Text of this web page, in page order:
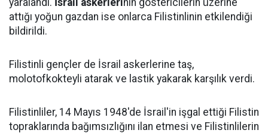
yaralandı. İsrail askerlerinin göstericilerin üzerine
attığı yoğun gazdan ise onlarca Filistinlinin etkilendiği
bildirildi.
Filistinli gençler de İsrail askerlerine taş,
molotofkokteyli atarak ve lastik yakarak karşılık verdi.
Filistinliler, 14 Mayıs 1948'de İsrail'in işgal ettiği Filistin
topraklarında bağımsızlığını ilan etmesi ve Filistinlilerin